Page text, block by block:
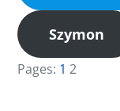
Szymon
Pages: 1 2